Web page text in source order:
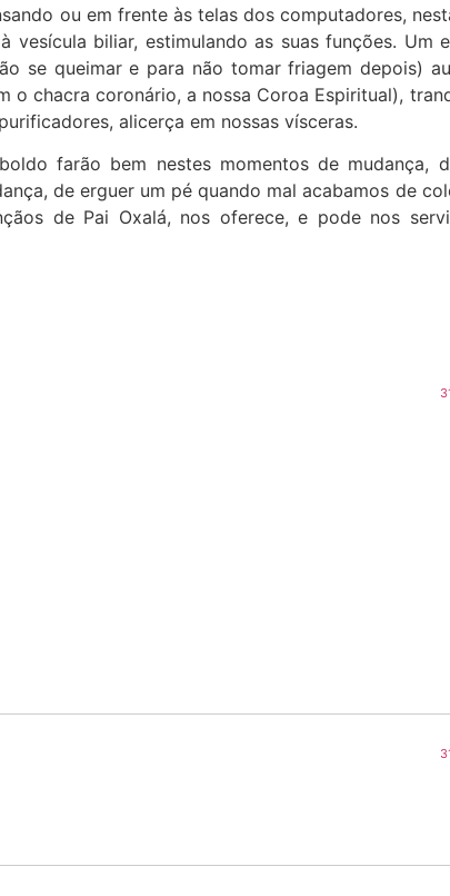
ou em frente às telas dos computadores,
biliar, estimulando as suas funções. Um
se queimar e para não tomar friagem depois)
chacra coronário, a nossa Coroa Espiritual),
alicerça em nossas vísceras.
farão bem nestes momentos de mudança,
de erguer um pé quando mal acabamos de
de Pai Oxalá, nos oferece, e pode nos